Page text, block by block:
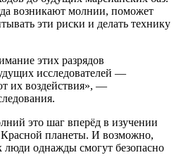
возникают молнии, поможет
эти риски и делать технику
этих разрядов
исследователей —
их воздействия», —
это шаг вперёд в изучении
планеты. И возможно,
люди однажды смогут безопасно